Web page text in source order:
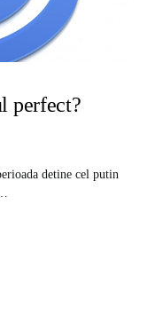
perfect?
detine cel putin